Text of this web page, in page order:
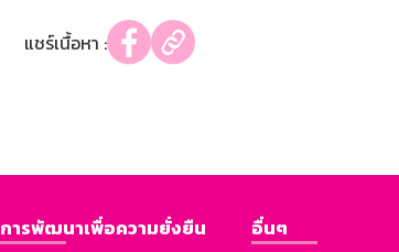
แชร์เนื้อหา :
การพัฒนาเพื่อความยั่งยืน
อื่นๆ